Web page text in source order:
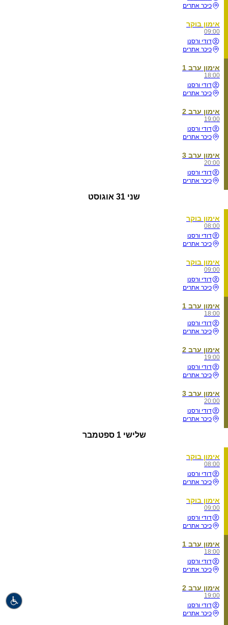
כיכר אתרים
אימון בוקר
09:00
דודי ורסנו
כיכר אתרים
אימון ערב 1
18:00
דודי ורסנו
כיכר אתרים
אימון ערב 2
19:00
דודי ורסנו
כיכר אתרים
אימון ערב 3
20:00
דודי ורסנו
כיכר אתרים
שני 31 אוגוסט
אימון בוקר
08:00
דודי ורסנו
כיכר אתרים
אימון בוקר
09:00
דודי ורסנו
כיכר אתרים
אימון ערב 1
18:00
דודי ורסנו
כיכר אתרים
אימון ערב 2
19:00
דודי ורסנו
כיכר אתרים
אימון ערב 3
20:00
דודי ורסנו
כיכר אתרים
שלישי 1 ספטמבר
אימון בוקר
08:00
דודי ורסנו
כיכר אתרים
אימון בוקר
09:00
דודי ורסנו
כיכר אתרים
אימון ערב 1
18:00
דודי ורסנו
כיכר אתרים
אימון ערב 2
19:00
דודי ורסנו
כיכר אתרים